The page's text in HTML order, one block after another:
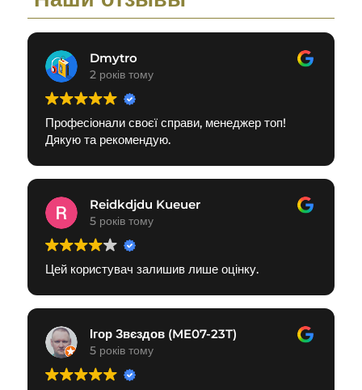
Dmytro
2 років тому
Професіонали своєї справи, менеджер топ!
Дякую та рекомендую.
Reidkdjdu Kueuer
5 років тому
Цей користувач залишив лише оцінку.
Ігор Звєздов (ME07-23T)
5 років тому